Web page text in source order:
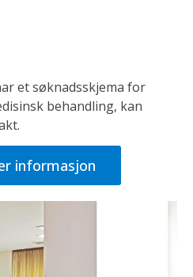
et søknadsskjema for
behandling, kan
informasjon